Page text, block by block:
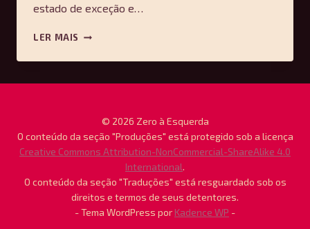
estado de exceção e…
LER MAIS O
DE
© 2026 Zero à Esquerda
O conteúdo da seção "Produções" está protegido sob a licença
Creative Commons Attribution-NonCommercial-ShareAlike 4.0
International.
O conteúdo da seção "Traduções" está resguardado sob os
direitos e termos de seus detentores.
- Tema WordPress por Kadence WP -